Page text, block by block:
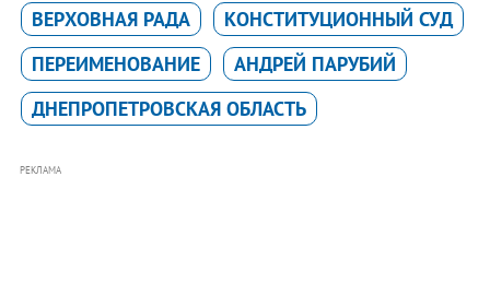
ВЕРХОВНАЯ РАДА
КОНСТИТУЦИОННЫЙ СУД
ПЕРЕИМЕНОВАНИЕ
АНДРЕЙ ПАРУБИЙ
ДНЕПРОПЕТРОВСКАЯ ОБЛАСТЬ
РЕКЛАМА